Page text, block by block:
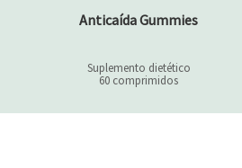
Anticaída Gummies
Suplemento dietético
60 comprimidos